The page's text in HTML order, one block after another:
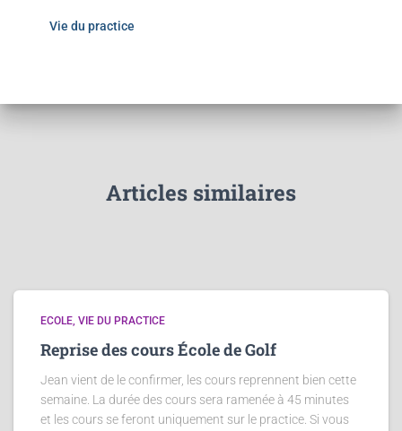
Vie du practice
Articles similaires
ECOLE VIE DU PRACTICE
Reprise des cours École de Golf
Jean vient de le confirmer, les cours reprennent bien cette
semaine. La durée des cours sera ramenée à 45 minutes
et les cours se feront uniquement sur le practice. Si vous